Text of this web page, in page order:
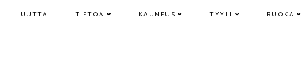
UUTTA TIETOA KAUNEUS TYYLI RUOKA